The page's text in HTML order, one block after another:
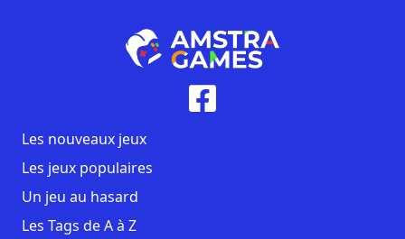
Les nouveaux jeux
Les jeux populaires
Un jeu au hasard
Les Tags de A à Z